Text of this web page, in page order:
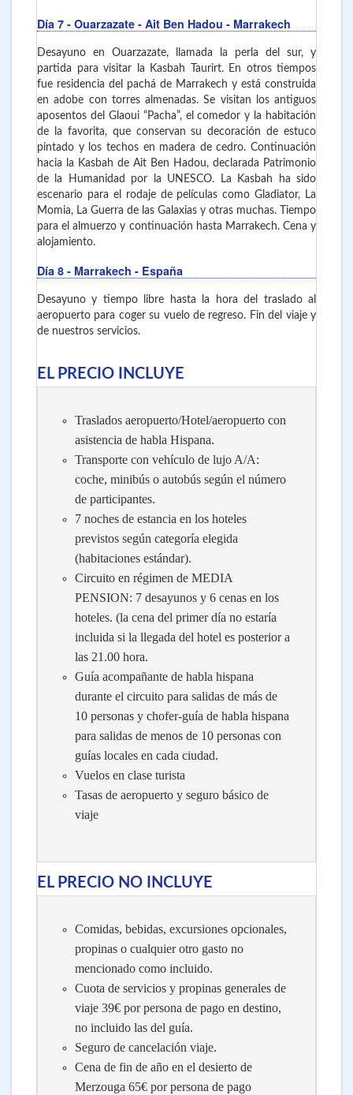
Día 7 - Ouarzazate - Ait Ben Hadou - Marrakech
Desayuno en Ouarzazate, llamada la perla del sur, y
partida para visitar la Kasbah Taurirt. En otros tiempos
fue residencia del pachá de Marrakech y está construida
en adobe con torres almenadas. Se visitan los antiguos
aposentos del Glaoui “Pacha”, el comedor y la habitación
de la favorita, que conservan su decoración de estuco
pintado y los techos en madera de cedro. Continuación
hacia la Kasbah de Ait Ben Hadou, declarada Patrimonio
de la Humanidad por la UNESCO. La Kasbah ha sido
escenario para el rodaje de películas como Gladiator, La
Momia, La Guerra de las Galaxias y otras muchas. Tiempo
para el almuerzo y continuación hasta Marrakech. Cena y
alojamiento.
Día 8 - Marrakech - España
Desayuno y tiempo libre hasta la hora del traslado al
aeropuerto para coger su vuelo de regreso. Fin del viaje y
de nuestros servicios.
EL PRECIO INCLUYE
Traslados aeropuerto/Hotel/aeropuerto con
asistencia de habla Hispana.
Transporte con vehículo de lujo A/A:
coche, minibús o autobús según el número
de participantes.
7 noches de estancia en los hoteles
previstos según categoría elegida
(habitaciones estándar).
Circuito en régimen de MEDIA
PENSION: 7 desayunos y 6 cenas en los
hoteles. (la cena del primer día no estaría
incluida si la llegada del hotel es posterior a
las 21.00 hora.
Guía acompañante de habla hispana
durante el circuito para salidas de más de
10 personas y chofer-guía de habla hispana
para salidas de menos de 10 personas con
guías locales en cada ciudad.
Vuelos en clase turista
Tasas de aeropuerto y seguro básico de
viaje
EL PRECIO NO INCLUYE
Comidas, bebidas, excursiones opcionales,
propinas o cualquier otro gasto no
mencionado como incluido.
Cuota de servicios y propinas generales de
viaje 39€ por persona de pago en destino,
no incluido las del guía.
Seguro de cancelación viaje.
Cena de fin de año en el desierto de
Merzouga 65€ por persona de pago